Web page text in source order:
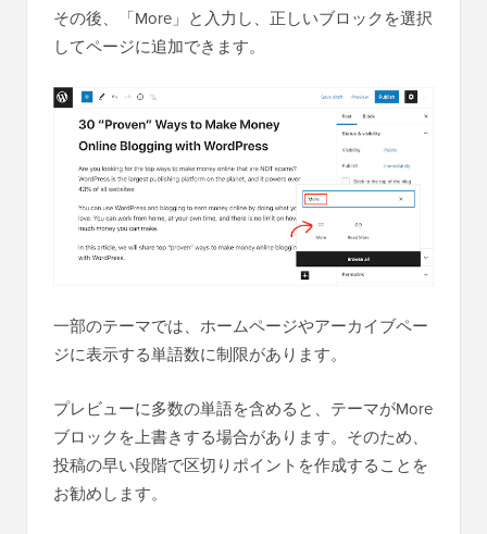
その後、「More」と入力し、正しいブロックを選択
してページに追加できます。
一部のテーマでは、ホームページやアーカイブペー
ジに表示する単語数に制限があります。
プレビューに多数の単語を含めると、テーマがMore
ブロックを上書きする場合があります。そのため、
投稿の早い段階で区切りポイントを作成することを
お勧めします。